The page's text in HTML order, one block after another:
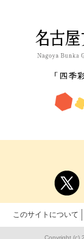
このサイトについて
Copyright (c)